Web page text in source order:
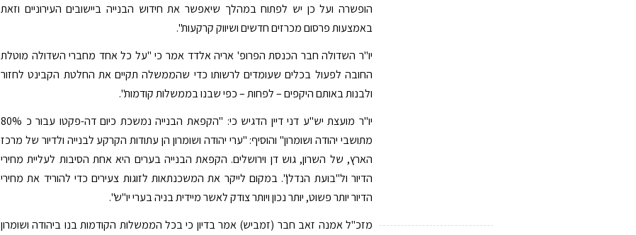
הופשרה ועל כן יש לפתוח במהלך שיאפשר את חידוש הבנייה ביישובים העירוניים וזאת
באמצעות פרסום מכרזים חדשים ושיווק קרקעות".
יו"ר השדולה חבר הכנסת הפרופ' אריה אלדד אמר כי "על כל אחד מחברי השדולה מוטלת
החובה לפעול בכלים שעומדים לרשותו כדי שהממשלה תקיים את החלטת הקבינט לחזור
ולבנות באותם היקפים – לפחות – כפי שבנו בממשלות קודמות".
יו"ר מועצת יש"ע דני דיין הדגיש כי: "הקפאת הבנייה נמשכת כיום דה-פקטו עבור כ 80%
מתושבי יהודה ושומרון" והוסיף: "ערי יהודה ושומרון הן עתודות הקרקע לבנייה ולדיור של מרכז
הארץ, של השרון, גוש דן וירושלים. הקפאת הבנייה בערים היא אחת הסיבות לעליית מחירי
הדיור ול"בועת הנדלן". במקום לייקר את המשכנתאות לזוגות צעירים כדי להוריד את מחירי
הדיור יותר פשוט, יותר נכון ויותר צודק לאשר מיידית בניה בערי יו"ש".
מזכ"ל אמנה זאב חבר (זמביש) אמר בדיון כי בכל הממשלות הקודמות בנו ביהודה ושומרון